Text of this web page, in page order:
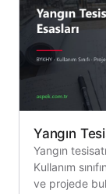
Yangın
Yangın
Kullanım
ve projede